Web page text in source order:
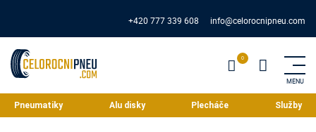
+420 777 339 608 info@celorocnipneu.com
Pneumatiky Alu disky Plecháče Služby